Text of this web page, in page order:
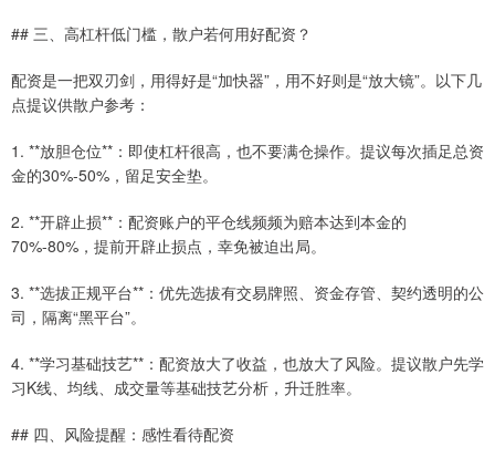
## 三、高杠杆低门槛，散户若何用好配资？
配资是一把双刃剑，用得好是“加快器”，用不好则是“放大镜”。以下几
点提议供散户参考：
1. **放胆仓位**：即使杠杆很高，也不要满仓操作。提议每次插足总资
金的30%-50%，留足安全垫。
2. **开辟止损**：配资账户的平仓线频频为赔本达到本金的
70%-80%，提前开辟止损点，幸免被迫出局。
3. **选拔正规平台**：优先选拔有交易牌照、资金存管、契约透明的公
司，隔离“黑平台”。
4. **学习基础技艺**：配资放大了收益，也放大了风险。提议散户先学
习K线、均线、成交量等基础技艺分析，升迁胜率。
## 四、风险提醒：感性看待配资